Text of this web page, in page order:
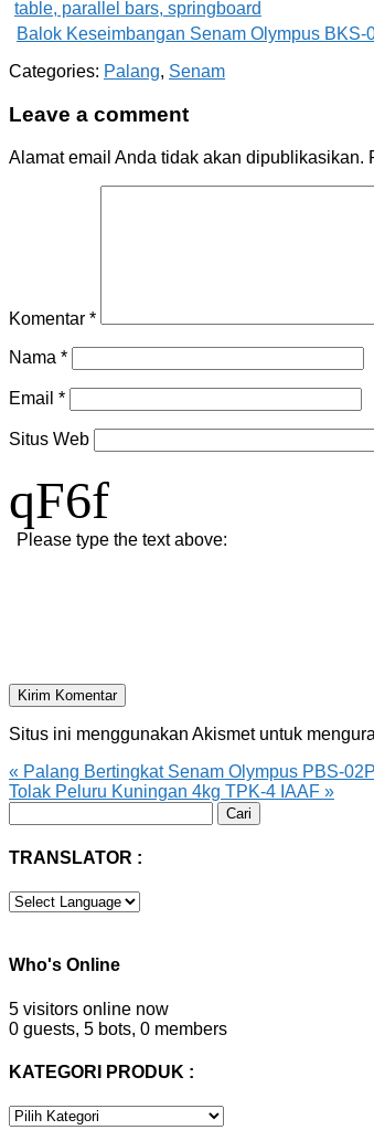
Balok Keseimbangan Senam Olympus BKS-
Categories: Palang, Senam
Leave a comment
Alamat email Anda tidak akan dipublikasikan.
Komentar *
Nama *
Email *
Situs Web
qF6f
Please type the text above:
Situs ini menggunakan Akismet untuk
« Palang Bertingkat Senam Olympus PBS-02P
Tolak Peluru Kuningan 4kg TPK-4 IAAF »
untuk:
TRANSLATOR :
Who's Online
5 visitors online now
0 guests, 5 bots, 0 members
KATEGORI PRODUK :
KATEGORI